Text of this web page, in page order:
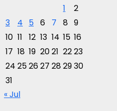
1
2
3
4 5 6 7 8 9
10 11 12 13 14 15 16
17 18 19 2021 2223
24 252627 282930
31
« Jul